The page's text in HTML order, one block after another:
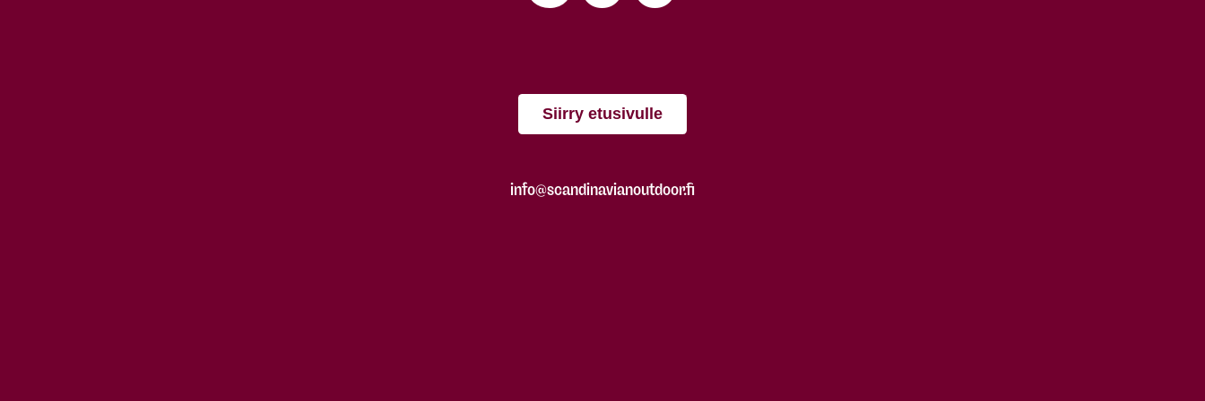
Siirry etusivulle
info@scandinavianoutdoor.fi